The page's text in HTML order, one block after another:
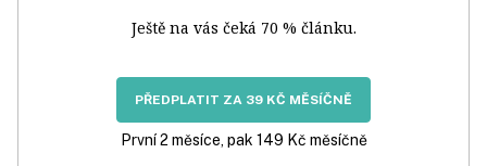
Ještě na vás čeká 70 % článku.
PŘEDPLATIT ZA 39 KČ MĚSÍČNĚ
První 2 měsíce, pak 149 Kč měsíčně